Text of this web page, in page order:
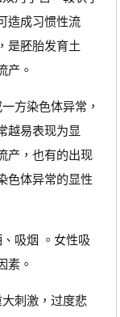
造成习惯性流
是胚胎发育土
产。
方染色体异常，
越易表现为显
产，也有的出现
色体异常的显性
吸烟 。女性吸
素。
刺激，过度悲